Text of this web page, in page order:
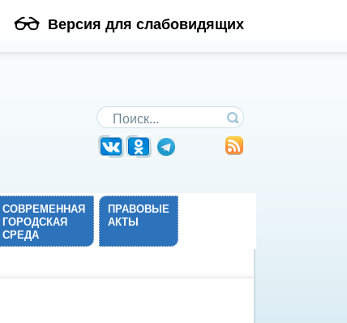
Версия для слабовидящих
Поиск по сайту
СОВРЕМЕННАЯ
ГОРОДСКАЯ
СРЕДА
ПРАВОВЫЕ
АКТЫ